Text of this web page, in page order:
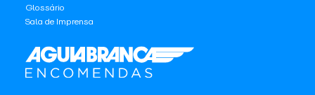
Glossário
Sala de Imprensa